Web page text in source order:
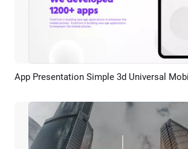
Aperçu Créer IA
App Presentation Simple 3d Universal